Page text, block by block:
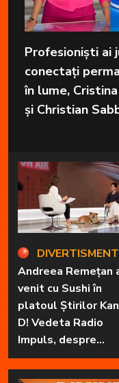
Profesioniști ai
conectați
în lume,
și Christian
în fața
DIVERTISMENT
Andreea Remețan
venit cu Sushi în
platoul Știrilor
D! Vedeta Radio
Impuls, despre
„Dimineți de
prietena sa